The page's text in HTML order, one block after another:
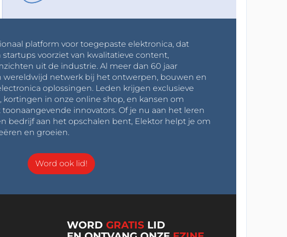
platform voor toegepaste elektronica, dat
voorziet van kwalitatieve content,
uit de industrie. Al meer dan 60 jaar
wereldwijd netwerk bij het ontwerpen, bouwen en
oplossingen. Leden krijgen exclusieve
in onze online shop, en kansen om
innovators. Of je nu aan het leren
bedrijf aan het opschalen bent, Elektor helpt je om
en groeien.
Word ook lid!
WORDGRATIS LID